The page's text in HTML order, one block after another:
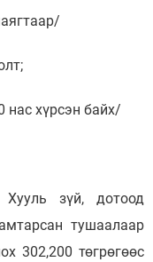
нас хүрсэн байх/
Хууль зүй, дотоод
тушаалаар
302,200 төгрөгөөс